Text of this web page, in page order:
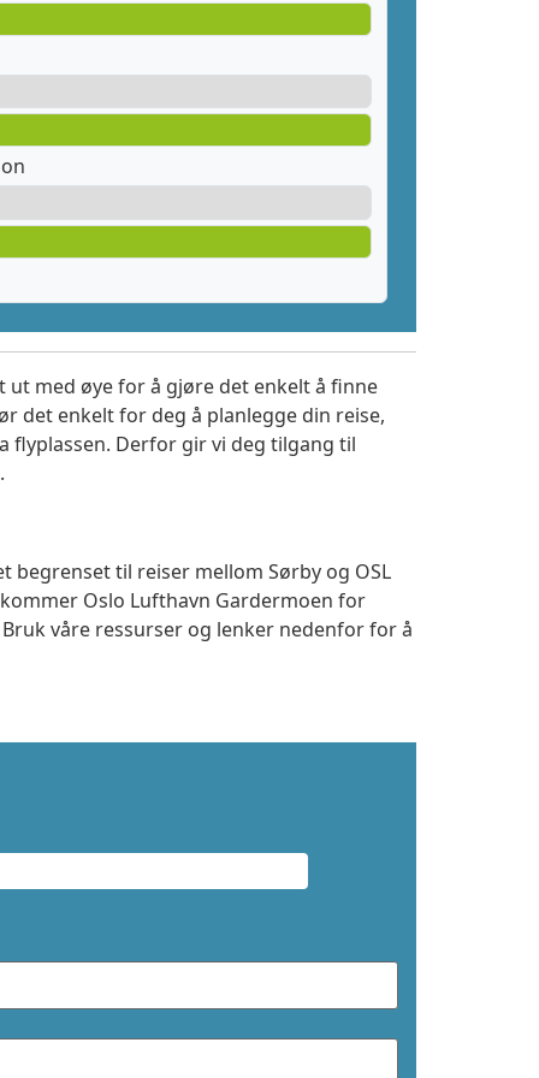
med øye for å gjøre det enkelt å finne
det enkelt for deg å planlegge din reise,
flyplassen. Derfor gir vi deg tilgang til
til reiser mellom Sørby og OSL
Oslo Lufthavn Gardermoen for
våre ressurser og lenker nedenfor for å